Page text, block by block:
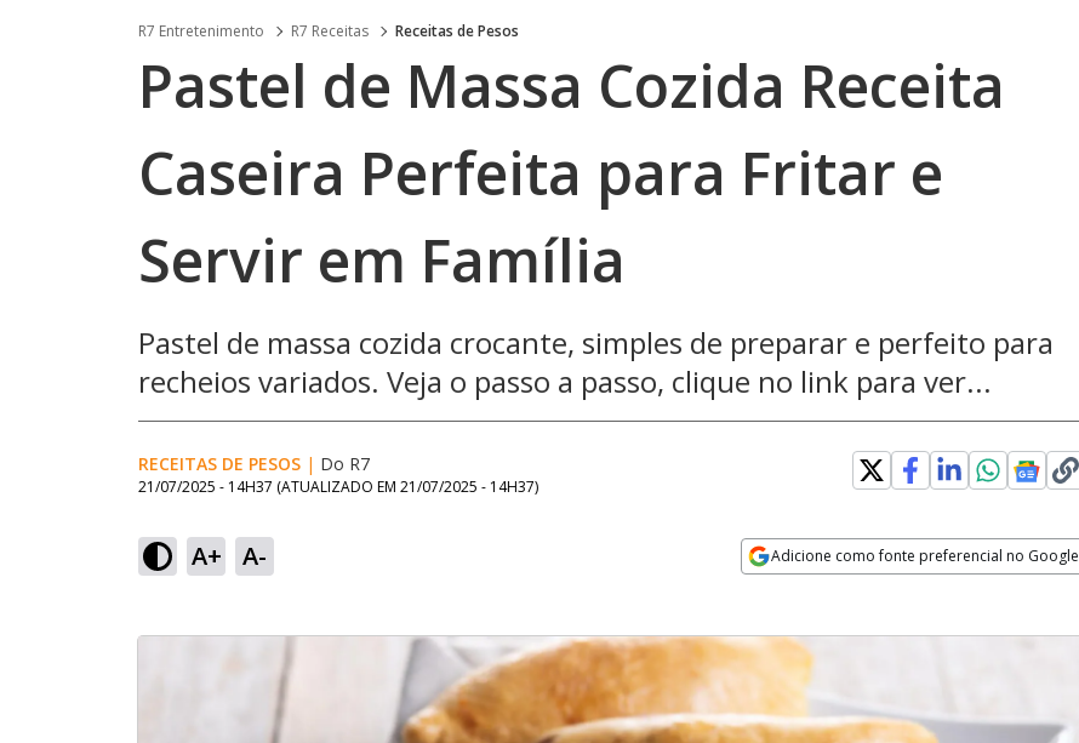
R7 Entretenimento R7 Receitas Receitas de Pesos
Pastel de Massa Cozida Receita
Caseira Perfeita para Fritar e
Servir em Família
Pastel de massa cozida crocante, simples de preparar e perfeito para
recheios variados. Veja o passo a passo, clique no link para ver...
RECEITAS DE PESOS | Do R7
21/07/2025 - 14H37 (ATUALIZADO EM 21/07/2025 - 14H37)
A+ A- Adicione como fonte preferencial no Google